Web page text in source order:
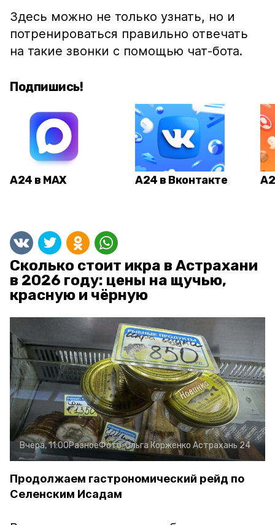
Здесь можно не только узнать, но и
потренироваться правильно отвечать
на такие звонки с помощью чат-бота.
Подпишись!
А24 в MAX А24 в Вконтакте
Сколько стоит икра в Астрахани
в 2026 году: цены на щучью,
красную и чёрную
Вчера, 11:00РазноеФото:Ольга Корженко Астрахань 24
Продолжаем гастрономический рейд по
Селенским Исадам